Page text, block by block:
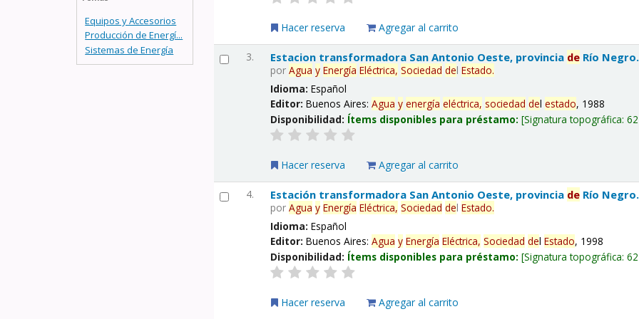
Equipos y Accesorios
Producción de Energí...
Sistemas de Energía
Hacer reserva Agregar al carrito
3. Estacion transformadora San Antonio Oeste, provincia de Río Negro.
porAgua y Energía Eléctrica, Sociedad delEstado.
Idioma:Español
Editor:Buenos Aires:Agua y energía eléctrica, sociedad delestado, 1988
Disponibilidad: Ítems disponibles para préstamo: Signatura topográfica:
Hacer reserva Agregar al carrito
4. Estación transformadora San Antonio Oeste, provincia de Río Negro.
porAgua y Energía Eléctrica, Sociedad delEstado.
Idioma:Español
Editor:Buenos Aires:Agua y Energía Eléctrica, Sociedad delEstado, 1998
Disponibilidad: Ítems disponibles para préstamo: Signatura topográfica:
Hacer reserva Agregar al carrito